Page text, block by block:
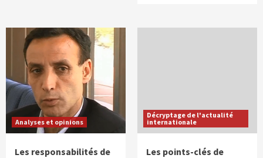
Analyses et opinions
Les responsabilités de
Décryptage de l'actualité
internationale
Les points-clés de